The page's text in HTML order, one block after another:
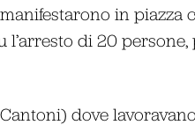
in piazza
di 20
dove